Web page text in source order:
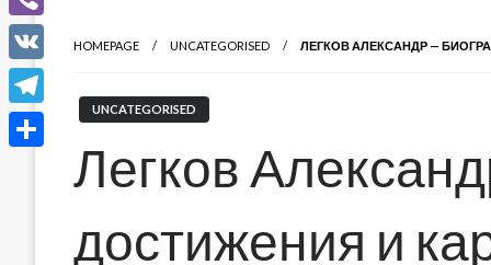
HOMEPAGE UNCATEGORISED ЛЕГКОВ АЛЕКСАНДР —
UNCATEGORISED
Легков
достижения и
Viber
VK
Telegram
Отправить